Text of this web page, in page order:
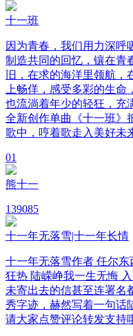
十一班
因为青春，我们用力深呼
制造共同的回忆，镶在青
旧，在求的海洋里领航
上畅佯，感受多彩的生
也流淌着年少的轻狂，充
全新创作单曲《十一班》
歌中，哼着歌走入美好未
01
熊十一
139085
十一年无落雪|十一年长情
十一年无落雪作者 任尔
狂热 陆嵘峥我一生无悔
未寄出去的信甚至连署名
秀字迹，赫然写着一句话
请大家点赞评论转发支持